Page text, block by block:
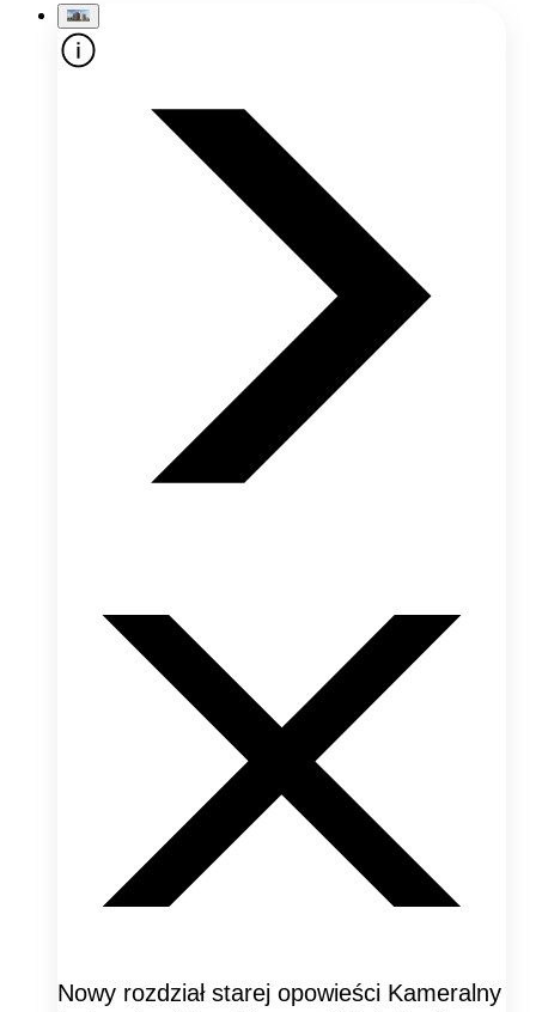
Nowy rozdział starej opowieści Kameralny